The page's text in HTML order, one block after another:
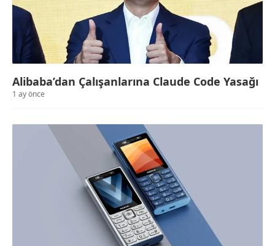
Alibaba’dan Çalışanlarına Claude Code Yasağı
1 ay önce